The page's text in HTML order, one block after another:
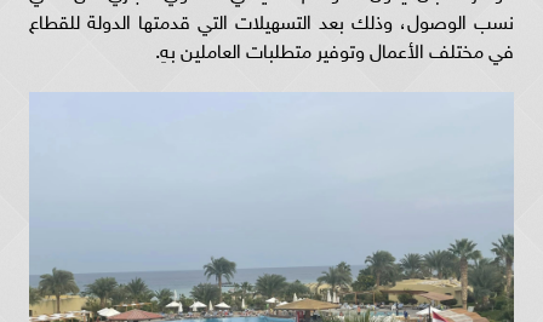
نسب الوصول، وذلك بعد التسهيلات التي قدمتها الدولة للقطاع
في مختلف الأعمال وتوفير متطلبات العاملين بهِ.